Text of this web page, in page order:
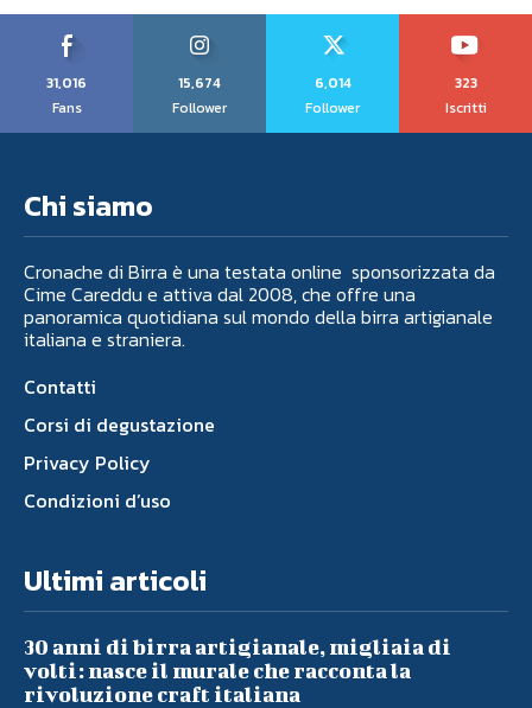
31,016
Fans
15,674
Follower
6,014
Follower
323
Iscritti
Chi siamo
Cronache di Birra è una testata online sponsorizzata da
Cime Careddu e attiva dal 2008, che offre una
panoramica quotidiana sul mondo della birra artigianale
italiana e straniera.
Contatti
Corsi di degustazione
Privacy Policy
Condizioni d’uso
Ultimi articoli
30 anni di birra artigianale, migliaia di
volti: nasce il murale che racconta la
rivoluzione craft italiana